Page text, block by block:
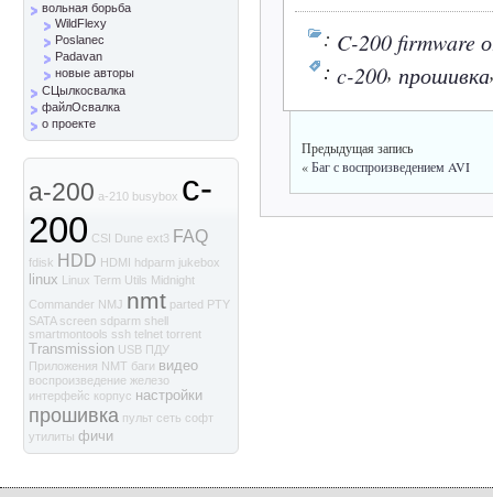
: C-200 firmware
: c-200, прошивка
Предыдущая запись
«Баг с воспроизведением AVI
вольная борьба
WildFlexy
Poslanec
Padavan
новые авторы
СЦылкосвалка
файлОсвалка
о проекте
a-200 a-210 busybox c-
200 CSI Dune ext3 FAQ
fdisk HDD HDMI hdparm jukebox
linux Linux Term Utils Midnight
Commander NMJ nmt parted PTY
SATA screen sdparm shell
smartmontools ssh telnet torrent
Transmission USB ПДУ
Приложения NMT баги видео
воспроизведение железо
интерфейс корпус настройки
прошивка пульт сеть софт
утилиты фичи